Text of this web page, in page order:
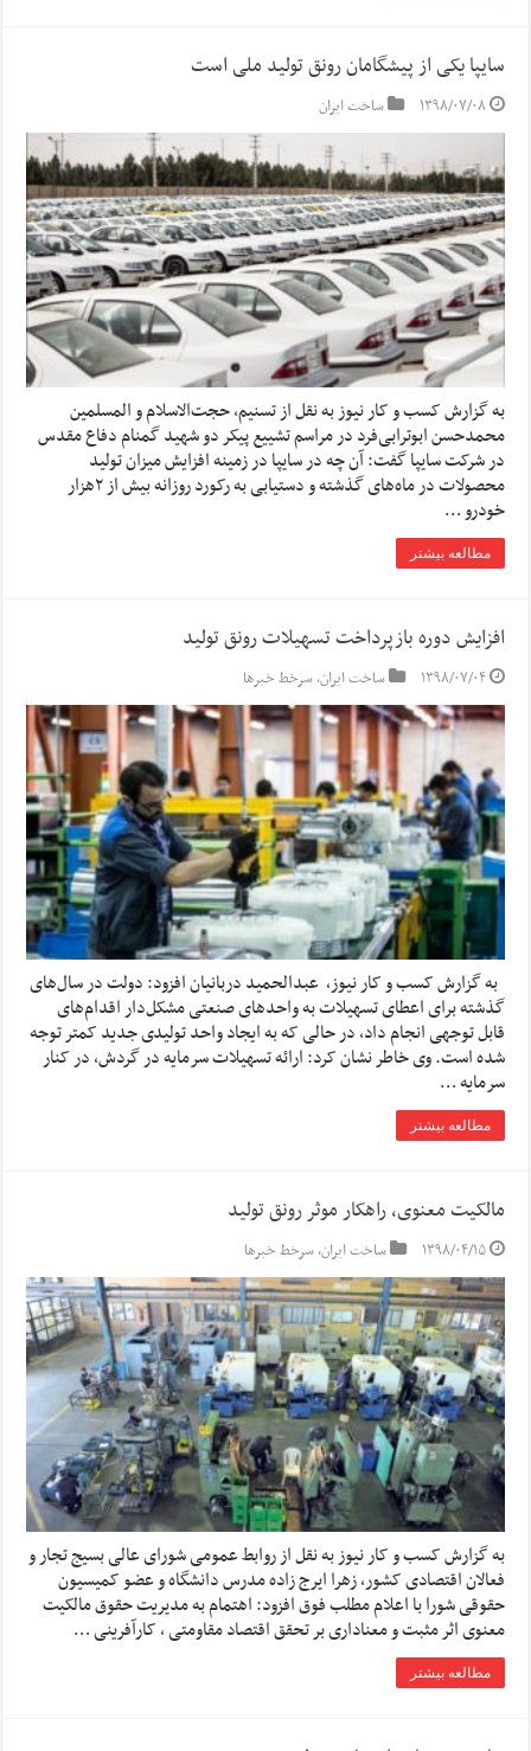
سایپا یکی از پیشگامان رونق تولید ملی است
۱۳۹۸/۰۷/۰۸ ساخت ایران
به گزارش کسب و کار نیوز به نقل از تسنیم، حجت‌الاسلام و المسلمین
محمدحسن ابوترابی‌فرد در مراسم تشییع پیکر دو شهید گمنام دفاع مقدس
در شرکت سایپا گفت: آن چه در سایپا در زمینه افزایش میزان تولید
محصولات در ماه‌های گذشته و دستیابی به رکورد روزانه بیش از ۲هزار
خودرو …
مطالعه بیشتر
افزایش دوره بازپرداخت تسهیلات رونق تولید
۱۳۹۸/۰۷/۰۴ ساخت ایران,سرخط خبرها
به گزارش کسب و کار نیوز، عبدالحمید دربانیان افزود: دولت در سال‌های
گذشته برای اعطای تسهیلات به واحدهای صنعتی مشکل‌دار اقدام‌های
قابل توجهی انجام داد، در حالی که به ایجاد واحد تولیدی جدید کمتر توجه
شده است. وی خاطر نشان کرد: ارائه تسهیلات سرمایه در گردش، در کنار
سرمایه …
مطالعه بیشتر
مالکیت معنوی، راهکار موثر رونق تولید
۱۳۹۸/۰۴/۱۵ ساخت ایران,سرخط خبرها
به گزارش کسب و کار نیوز به نقل از روابط عمومی شورای عالی بسیج تجار و
فعالان اقتصادی کشور، زهرا ایرج زاده مدرس دانشگاه و عضو کمیسیون
حقوقی شورا با اعلام مطلب فوق افزود: اهتمام به مدیریت حقوق مالکیت
معنوی اثر مثبت و معناداری بر تحقق اقتصاد مقاومتی ، کارآفرینی …
مطالعه بیشتر